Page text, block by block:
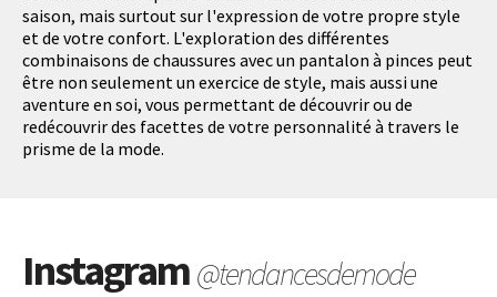
saison, mais surtout sur l'expression de votre propre style
et de votre confort. L'exploration des différentes
combinaisons de chaussures avec un pantalon à pinces peut
être non seulement un exercice de style, mais aussi une
aventure en soi, vous permettant de découvrir ou de
redécouvrir des facettes de votre personnalité à travers le
prisme de la mode.
Instagram@tendancesdemode